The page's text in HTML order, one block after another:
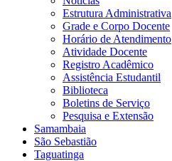
Estrutura Administrativa
Grade e Corpo Docente
Horário de Atendimento
Atividade Docente
Registro Acadêmico
Assistência Estudantil
Biblioteca
Boletins de Serviço
Pesquisa e Extensão
Samambaia
São Sebastião
Taguatinga